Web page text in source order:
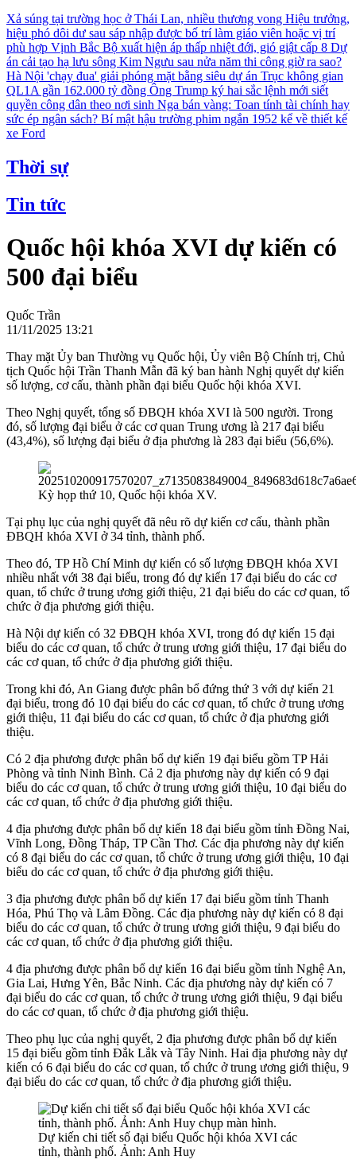
Xả súng tại trường học ở Thái Lan, nhiều thương vong Hiệu trưởng,
hiệu phó dôi dư sau sáp nhập được bố trí làm giáo viên hoặc vị trí
phù hợp Vịnh Bắc Bộ xuất hiện áp thấp nhiệt đới, gió giật cấp 8 Dự
án cải tạo hạ lưu sông Kim Ngưu sau nửa năm thi công giờ ra sao?
Hà Nội 'chạy đua' giải phóng mặt bằng siêu dự án Trục không gian
QL1A gần 162.000 tỷ đồng Ông Trump ký hai sắc lệnh mới siết
quyền công dân theo nơi sinh Nga bán vàng: Toan tính tài chính hay
sức ép ngân sách? Bí mật hậu trường phim ngắn 1952 kể về thiết kế
xe Ford
Thời sự
Tin tức
Quốc hội khóa XVI dự kiến có
500 đại biểu
Quốc Trần
11/11/2025 13:21
Thay mặt Ủy ban Thường vụ Quốc hội, Ủy viên Bộ Chính trị, Chủ
tịch Quốc hội Trần Thanh Mẫn đã ký ban hành Nghị quyết dự kiến
số lượng, cơ cấu, thành phần đại biểu Quốc hội khóa XVI.
Theo Nghị quyết, tổng số ĐBQH khóa XVI là 500 người. Trong
đó, số lượng đại biểu ở các cơ quan Trung ương là 217 đại biểu
(43,4%), số lượng đại biểu ở địa phương là 283 đại biểu (56,6%).
Kỳ họp thứ 10, Quốc hội khóa XV.
Tại phụ lục của nghị quyết đã nêu rõ dự kiến cơ cấu, thành phần
ĐBQH khóa XVI ở 34 tỉnh, thành phố.
Theo đó, TP Hồ Chí Minh dự kiến có số lượng ĐBQH khóa XVI
nhiều nhất với 38 đại biểu, trong đó dự kiến 17 đại biểu do các cơ
quan, tổ chức ở trung ương giới thiệu, 21 đại biểu do các cơ quan, tổ
chức ở địa phương giới thiệu.
Hà Nội dự kiến có 32 ĐBQH khóa XVI, trong đó dự kiến 15 đại
biểu do các cơ quan, tổ chức ở trung ương giới thiệu, 17 đại biểu do
các cơ quan, tổ chức ở địa phương giới thiệu.
Trong khi đó, An Giang được phân bổ đứng thứ 3 với dự kiến 21
đại biểu, trong đó 10 đại biểu do các cơ quan, tổ chức ở trung ương
giới thiệu, 11 đại biểu do các cơ quan, tổ chức ở địa phương giới
thiệu.
Có 2 địa phương được phân bổ dự kiến 19 đại biểu gồm TP Hải
Phòng và tỉnh Ninh Bình. Cả 2 địa phương này dự kiến có 9 đại
biểu do các cơ quan, tổ chức ở trung ương giới thiệu, 10 đại biểu do
các cơ quan, tổ chức ở địa phương giới thiệu.
4 địa phương được phân bổ dự kiến 18 đại biểu gồm tỉnh Đồng Nai,
Vĩnh Long, Đồng Tháp, TP Cần Thơ. Các địa phương này dự kiến
có 8 đại biểu do các cơ quan, tổ chức ở trung ương giới thiệu, 10 đại
biểu do các cơ quan, tổ chức ở địa phương giới thiệu.
3 địa phương được phân bổ dự kiến 17 đại biểu gồm tỉnh Thanh
Hóa, Phú Thọ và Lâm Đồng. Các địa phương này dự kiến có 8 đại
biểu do các cơ quan, tổ chức ở trung ương giới thiệu, 9 đại biểu do
các cơ quan, tổ chức ở địa phương giới thiệu.
4 địa phương được phân bổ dự kiến 16 đại biểu gồm tỉnh Nghệ An,
Gia Lai, Hưng Yên, Bắc Ninh. Các địa phương này dự kiến có 7
đại biểu do các cơ quan, tổ chức ở trung ương giới thiệu, 9 đại biểu
do các cơ quan, tổ chức ở địa phương giới thiệu.
Theo phụ lục của nghị quyết, 2 địa phương được phân bổ dự kiến
15 đại biểu gồm tỉnh Đắk Lắk và Tây Ninh. Hai địa phương này dự
kiến có 6 đại biểu do các cơ quan, tổ chức ở trung ương giới thiệu, 9
đại biểu do các cơ quan, tổ chức ở địa phương giới thiệu.
Dự kiến chi tiết số đại biểu Quốc hội khóa XVI các
tỉnh, thành phố. Ảnh: Anh Huy